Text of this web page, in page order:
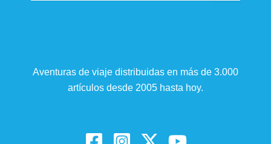
Aventuras de viaje distribuidas en más de 3.000
artículos desde 2005 hasta hoy.